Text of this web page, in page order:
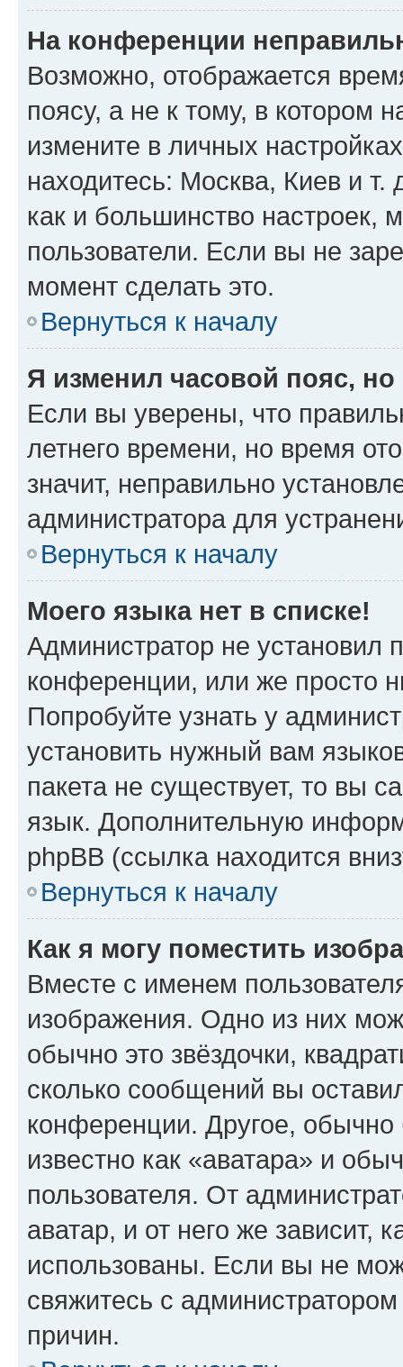
На конференции
Возможно, отображается
поясу, а не к тому, в котором
измените в личных
находитесь: Москва, Киев и т.
как и большинство настроек,
пользователи. Если вы не
момент сделать это.
Вернуться к началу
Я изменил часовой пояс,
Если вы уверены, что
летнего времени, но время
значит, неправильно
администратора для
Вернуться к началу
Моего языка нет в списке!
Администратор не установил
конференции, или же просто
Попробуйте узнать у
установить нужный вам
пакета не существует, то вы
язык. Дополнительную
phpBB (ссылка находится
Вернуться к началу
Как я могу поместить
Вместе с именем
изображения. Одно из них
обычно это звёздочки,
сколько сообщений вы
конференции. Другое,
известно как «аватара» и
пользователя. От
аватар, и от него же зависит,
использованы. Если вы не
свяжитесь с
причин.